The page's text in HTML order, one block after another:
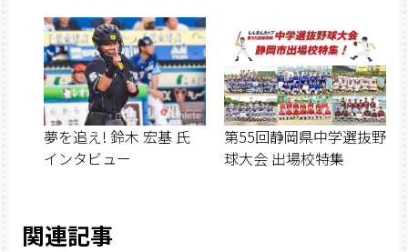
夢を追え! 鈴木 宏基 氏
インタビュー
第55回静岡県中学選抜野
球大会 出場校特集
関連記事